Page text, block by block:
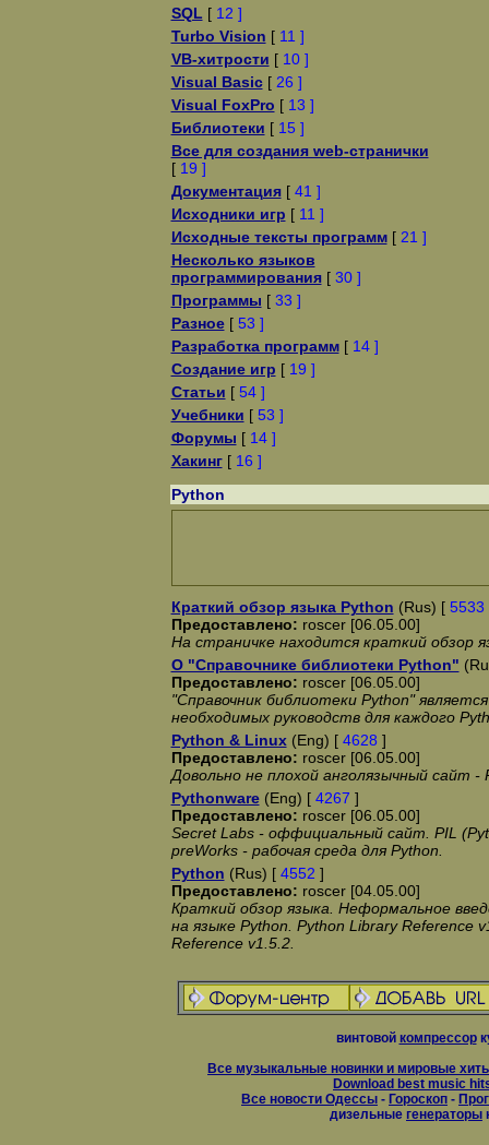
SQL [ 12 ]
Turbo Vision [ 11 ]
VB-хитрости [ 10 ]
Visual Basic[ 26 ]
Visual FoxPro [ 13 ]
Библиотеки [ 15 ]
Все для создания web-странички
[ 19 ]
Документация[ 41 ]
Исходники игр [ 11 ]
Исходные тексты программ[ 21 ]
Несколько языков
программирования[ 30 ]
Программы [ 33 ]
Разное[ 53 ]
Разработка программ[ 14 ]
Создание игр [ 19 ]
Статьи [ 54 ]
Учебники [ 53 ]
Форумы [ 14 ]
Хакинг[ 16 ]
Python
Краткий обзор языка Python (Rus) [ 5533
Предоставлено: roscer [06.05.00]
На страничке находится краткий обзор
О "Справочнике библиотеки Python"
Предоставлено: roscer [06.05.00]
"Справочник библиотеки Python"
необходимых руководств для каждого
Python & Linux(Eng) [ 4628 ]
Предоставлено: roscer [06.05.00]
Довольно не плохой анголязычный сайт -
Pythonware(Eng) [ 4267 ]
Предоставлено: roscer [06.05.00]
Secret Labs - оффициальный сайт. PIL
preWorks - рабочая среда для Python.
Python (Rus) [ 4552 ]
Предоставлено: roscer [04.05.00]
Краткий обзор языка. Неформальное
на языке Python. Python Library Reference
Reference v1.5.2.
винтовой компрессор
Все музыкальные новинки и мировые
Download best music
Все новости Одессы - Гороскоп -
дизельные генераторы